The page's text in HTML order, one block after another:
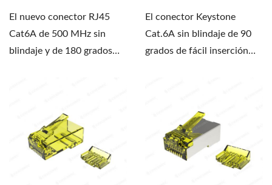
El nuevo conector RJ45
Cat6A de 500 MHz sin
blindaje y de 180 grados
El conector Keystone
Cat.6A sin blindaje de 90
grados de fácil inserción